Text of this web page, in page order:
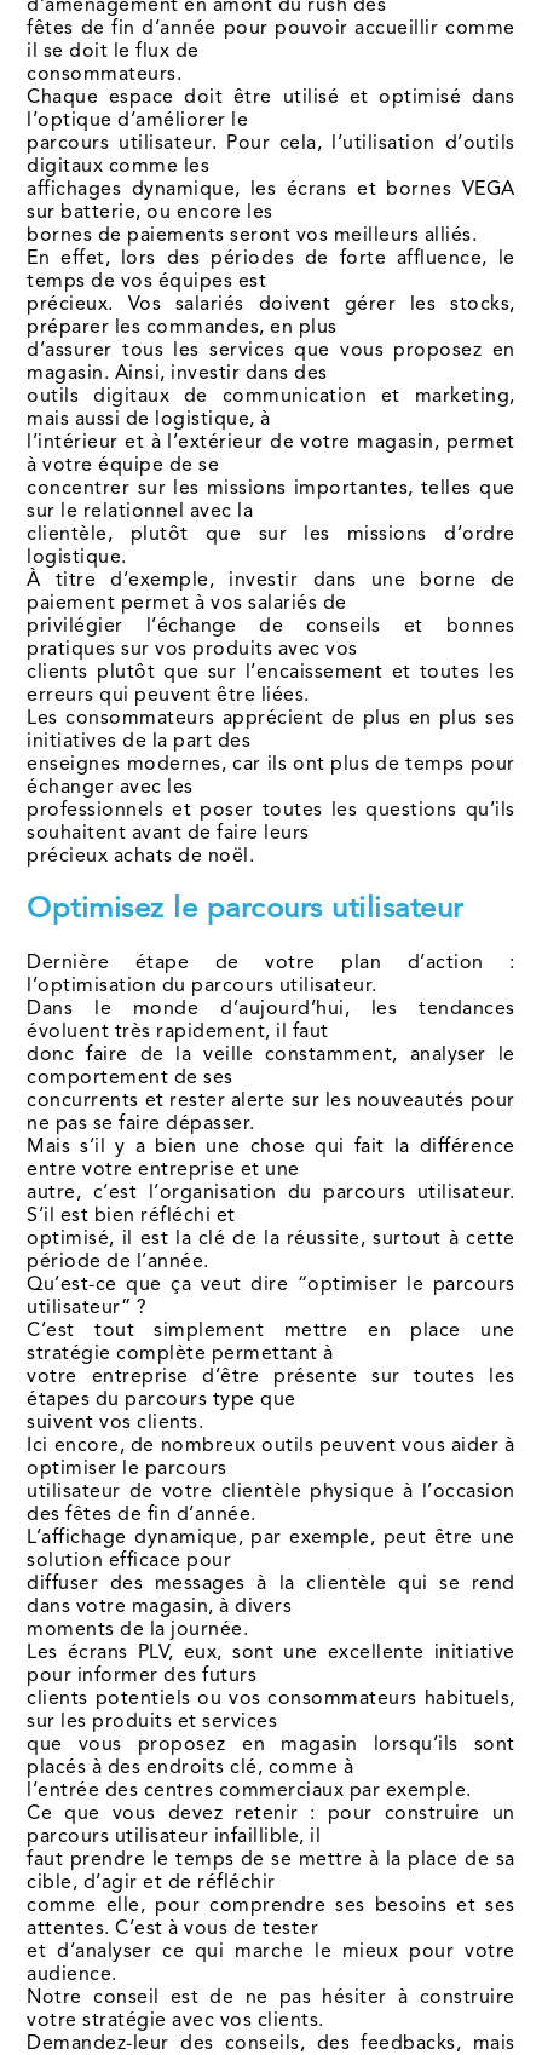
d’aménagement en amont du rush des
fêtes de fin d’année pour pouvoir accueillir comme
il se doit le flux de
consommateurs.
Chaque espace doit être utilisé et optimisé dans
l’optique d’améliorer le
parcours utilisateur. Pour cela, l’utilisation d’outils
digitaux comme les
affichages dynamique, les écrans et bornes VEGA
sur batterie, ou encore les
bornes de paiements seront vos meilleurs alliés.
En effet, lors des périodes de forte affluence, le
temps de vos équipes est
précieux. Vos salariés doivent gérer les stocks,
préparer les commandes, en plus
d’assurer tous les services que vous proposez en
magasin. Ainsi, investir dans des
outils digitaux de communication et marketing,
mais aussi de logistique, à
l’intérieur et à l’extérieur de votre magasin, permet
à votre équipe de se
concentrer sur les missions importantes, telles que
sur le relationnel avec la
clientèle, plutôt que sur les missions d’ordre
logistique.
À titre d’exemple, investir dans une borne de
paiement permet à vos salariés de
privilégier l’échange de conseils et bonnes
pratiques sur vos produits avec vos
clients plutôt que sur l’encaissement et toutes les
erreurs qui peuvent être liées.
Les consommateurs apprécient de plus en plus ses
initiatives de la part des
enseignes modernes, car ils ont plus de temps pour
échanger avec les
professionnels et poser toutes les questions qu’ils
souhaitent avant de faire leurs
précieux achats de noël.
Optimisez le parcours utilisateur
Dernière étape de votre plan d’action :
l’optimisation du parcours utilisateur.
Dans le monde d’aujourd’hui, les tendances
évoluent très rapidement, il faut
donc faire de la veille constamment, analyser le
comportement de ses
concurrents et rester alerte sur les nouveautés pour
ne pas se faire dépasser.
Mais s’il y a bien une chose qui fait la différence
entre votre entreprise et une
autre, c’est l’organisation du parcours utilisateur.
S’il est bien réfléchi et
optimisé, il est la clé de la réussite, surtout à cette
période de l’année.
Qu’est-ce que ça veut dire “optimiser le parcours
utilisateur” ?
C’est tout simplement mettre en place une
stratégie complète permettant à
votre entreprise d’être présente sur toutes les
étapes du parcours type que
suivent vos clients.
Ici encore, de nombreux outils peuvent vous aider à
optimiser le parcours
utilisateur de votre clientèle physique à l’occasion
des fêtes de fin d’année.
L’affichage dynamique, par exemple, peut être une
solution efficace pour
diffuser des messages à la clientèle qui se rend
dans votre magasin, à divers
moments de la journée.
Les écrans PLV, eux, sont une excellente initiative
pour informer des futurs
clients potentiels ou vos consommateurs habituels,
sur les produits et services
que vous proposez en magasin lorsqu’ils sont
placés à des endroits clé, comme à
l’entrée des centres commerciaux par exemple.
Ce que vous devez retenir : pour construire un
parcours utilisateur infaillible, il
faut prendre le temps de se mettre à la place de sa
cible, d’agir et de réfléchir
comme elle, pour comprendre ses besoins et ses
attentes. C’est à vous de tester
et d’analyser ce qui marche le mieux pour votre
audience.
Notre conseil est de ne pas hésiter à construire
votre stratégie avec vos clients.
Demandez-leur des conseils, des feedbacks, mais